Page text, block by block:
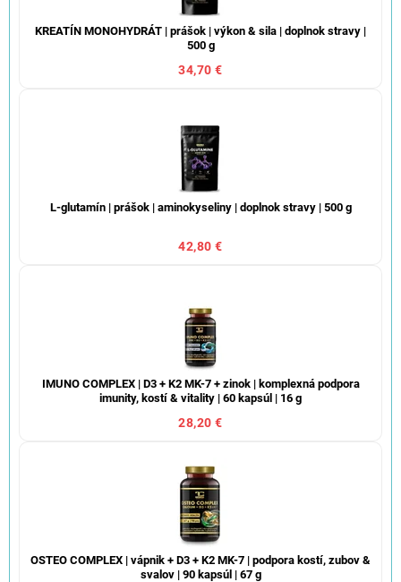
KREATÍN MONOHYDRÁT | prášok | výkon & sila | doplnok stravy |
500 g
34,70 €
L-glutamín | prášok | aminokyseliny | doplnok stravy | 500 g
42,80 €
IMUNO COMPLEX | D3 + K2 MK-7 + zinok | komplexná podpora
imunity, kostí & vitality | 60 kapsúl | 16 g
28,20 €
OSTEO COMPLEX | vápnik + D3 + K2 MK-7 | podpora kostí, zubov &
svalov | 90 kapsúl | 67 g